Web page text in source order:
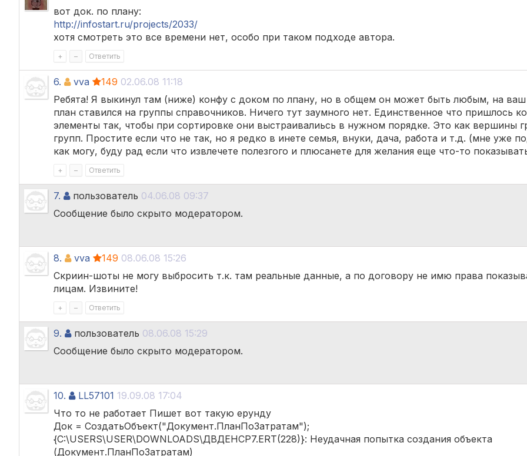
вот док. по плану:
http://infostart.ru/projects/2033/
хотя смотреть это все времени нет, особо при таком подходе автора.
+ – Ответить
6. vva 149 02.06.08 11:18
Ребята! Я выкинул там (ниже) конфу с доком по лпану, но в общем он может быть любым, на
план ставился на группы справочников. Ничего тут заумного нет. Единственное что пришлось
элементы так, чтобы при сортировке они выстраивалиьсь в нужном порядке. Это как вершины
групп. Простите если что не так, но я редко в инете семья, внуки, дача, работа и т.д. (мне уже
как могу, буду рад если что извлечете полезгого и плюсанете для желания еще что-то
+ – Ответить
7. пользователь 04.06.08 09:37
Сообщение было скрыто модератором.
8. vva 149 08.06.08 15:26
Скриин-шоты не могу выбросить т.к. там реальные данные, а по договору не имю права
лицам. Извините!
+ – Ответить
9. пользователь 08.06.08 15:29
Сообщение было скрыто модератором.
10. LL57101 19.09.08 17:04
Что то не работает Пишет вот такую ерунду
Док = СоздатьОбъект("Документ.ПланПоЗатратам");
{C:\USERS\USER\DOWNLOADS\ДВДЕНСР7.ERT(228)}: Неудачная попытка создания объекта
(Документ.ПланПоЗатратам)